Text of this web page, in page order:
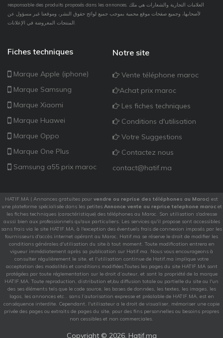
responsable des produits proposés dans les annonces. العلامات التجارية والشعارات هي ملك
لأصحابها، وجميع صفحات موقع محمية بموجب جميع لوائح حقوق النشر، وموقعنا غير مسؤول عن
Fiches techniques
Marque Apple (iphone)
Marque Samsung
Marque Xiaomi
Marque Huawei
Marque Oppo
Marque One Plus
Samsung a55 prix maroc
Notre site
Vente téléphone maroc
Achat prix maroc
Les fiches techniques
Conditions d'utilisation
Votre Suggestions
Contactez nous
contact@hatif.ma
HATIF.MA ( Annonces gratuites pour vendre ou reprise des téléphones au Maroc) est
une plateforme spécialisée dans les petites Annonce vente ou reprise telephone marocet
les fiches techniques (caractéristique) des téléphones au Maroc. Son utilisation s'adresse
aussi bien aux professionnels qu'aux particuliers. Les services qu'il propose sont accessibles
sans frais via le site HATIF.MA, à l'exception des éventuels frais de connexion imposés par les
fournisseurs d'accès internet opérant au Maroc, Hatif.ma se réserve le droit de modifier les
conditions générales d'utilisation du site à tout moment. Toute modification entrera en
vigueur immédiatement après sa publication sur Hatif.ma. Nous vous encourageons à
consulter régulièrement le site, et l'utilisation continue de Hatif.ma implique votre
acceptation des modalités et conditions modifiées.Toutes les pages du site HATIF.MA sont
protégées par toute réglementation sur le droit d’auteur, et sont la propriété de la marque
HATIF.MA. Toute reproduction, distribution et/ou diffusion totale ou partielle du site ou l'un
des ses éléments tels que le code source, les bases de données, les textes, les images, les
logos, les annonces etc.. sans l’autorisation expresse et préalable de HATIF.MA, est en
conséquence interdite. Cependant, l'utilisateur a le droit de visualiser, mémoriser une copie
privée des pages ou extraits de pages du site, pour des fins personnelles ou besoins propres
non cessibles et non commerciales.
Copyright © 2026. Hatif.ma